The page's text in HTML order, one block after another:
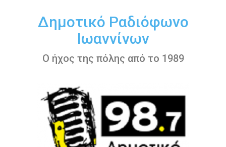
περιεχόμενοΔημοτικό Ραδιόφωνο
Ιωαννίνων
Ο ήχος της πόλης από το 1989